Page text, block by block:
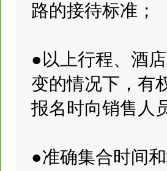
路的接待标准；
●以上行程、酒
变的情况下，有
报名时向销售人
●准确集合时间